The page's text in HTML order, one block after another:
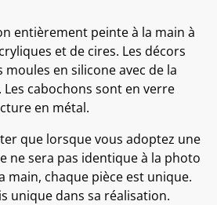
entièrement peinte à la main à
et de cires. Les décors
en silicone avec de la
cabochons sont en verre
en métal.
que lorsque vous adoptez une
ne sera pas identique à la photo
main, chaque pièce est unique.
unique dans sa réalisation.